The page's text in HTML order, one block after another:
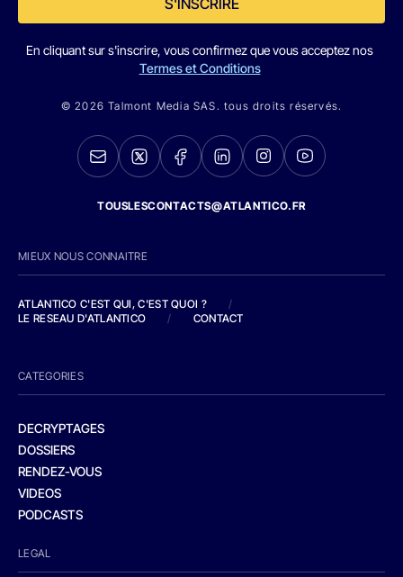
S'INSCRIRE
En cliquant sur s'inscrire, vous confirmez que vous acceptez nos
Termes et Conditions
© 2026 Talmont Media SAS. tous droits réservés.
TOUSLESCONTACTS@ATLANTICO.FR
MIEUX NOUS CONNAITRE
ATLANTICO C'EST QUI, C'EST QUOI ?
/
LE RESEAU D'ATLANTICO
/ CONTACT
CATEGORIES
DECRYPTAGES
DOSSIERS
RENDEZ-VOUS
VIDEOS
PODCASTS
LEGAL